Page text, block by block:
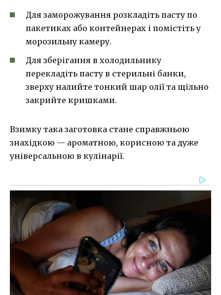
Для заморожування розкладіть пасту по
пакетиках або контейнерах і помістіть у
морозильну камеру.
Для зберігання в холодильнику
перекладіть пасту в стерильні банки,
зверху налийте тонкий шар олії та щільно
закрийте кришками.
Взимку така заготовка стане справжньою
знахідкою — ароматною, корисною та дуже
універсальною в кулінарії.